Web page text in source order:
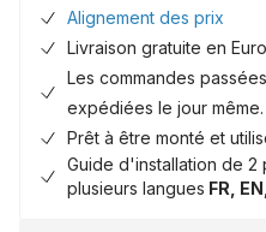
Alignement des prix
Livraison gratuite en
Les commandes
expédiées le jour même.
Prêt à être monté et
Guide d'installation de 2
plusieurs langues FR,